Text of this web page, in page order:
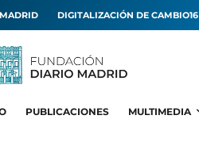
DIGITALIZACIÓN DE CAMBIO16
PUBLICACIONES MULTIMEDIA